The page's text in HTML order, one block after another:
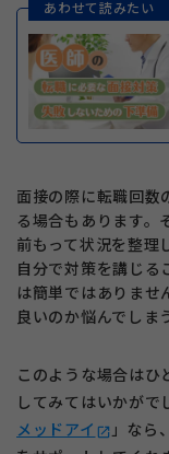
あわせて読みたい
面接の際に転職回数
る場合もあります。
前もって状況を整理
自分で対策を講じる
は簡単ではありませ
良いのか悩んでしま
このような場合はひ
してみてはいかが
メッドアイ open_in_new 」なら